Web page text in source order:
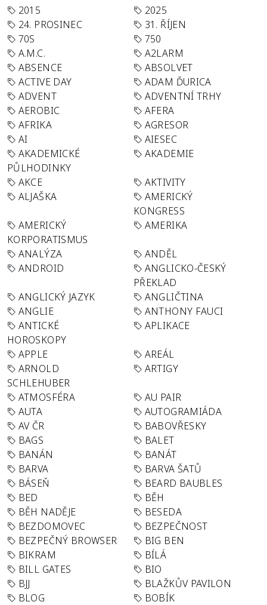
2015
2025
24. PROSINEC
31. ŘÍJEN
70S
750
A.M.C.
A2LARM
ABSENCE
ABSOLVET
ACTIVE DAY
ADAM ĎURICA
ADVENT
ADVENTNÍ TRHY
AEROBIC
AFERA
AFRIKA
AGRESOR
AI
AIESEC
AKADEMICKÉ
PŮLHODINKY
AKADEMIE
AKCE
AKTIVITY
ALJAŠKA
AMERICKÝ
KONGRESS
AMERICKÝ
KORPORATISMUS
AMERIKA
ANALÝZA
ANDĚL
ANDROID
ANGLICKO-ČESKÝ
PŘEKLAD
ANGLICKÝ JAZYK
ANGLIČTINA
ANGLIE
ANTHONY FAUCI
ANTICKÉ
HOROSKOPY
APLIKACE
APPLE
AREÁL
ARNOLD
SCHLEHUBER
ARTIGY
ATMOSFÉRA
AU PAIR
AUTA
AUTOGRAMIÁDA
AV ČR
BABOVŘESKY
BAGS
BALET
BANÁN
BANÁT
BARVA
BARVA ŠATŮ
BÁSEŇ
BEARD BAUBLES
BED
BĚH
BĚH NADĚJE
BESEDA
BEZDOMOVEC
BEZPEČNOST
BEZPEČNÝ BROWSER
BIG BEN
BIKRAM
BÍLÁ
BILL GATES
BIO
BJJ
BLAŽKŮV PAVILON
BLOG
BOBÍK